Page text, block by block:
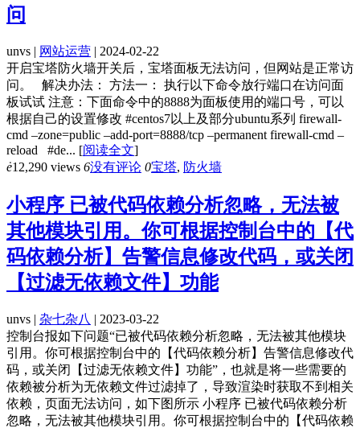
问
unvs | 网站运营 | 2024-02-22
开启宝塔防火墙开关后，宝塔面板无法访问，但网站是正常访
问。 解决办法： 方法一： 执行以下命令放行端口在访问面
板试试 注意：下面命令中的8888为面板使用的端口号，可以
根据自己的设置修改 #centos7以上及部分ubuntu系列 firewall-
cmd –zone=public –add-port=8888/tcp –permanent firewall-cmd –
reload #de... [阅读全文]
ė12,290 views 6没有评论 0宝塔, 防火墙
小程序 已被代码依赖分析忽略，无法被
其他模块引用。你可根据控制台中的【代
码依赖分析】告警信息修改代码，或关闭
【过滤无依赖文件】功能
unvs | 杂七杂八 | 2023-03-22
控制台报如下问题“已被代码依赖分析忽略，无法被其他模块
引用。你可根据控制台中的【代码依赖分析】告警信息修改代
码，或关闭【过滤无依赖文件】功能”，也就是将一些需要的
依赖被分析为无依赖文件过滤掉了，导致渲染时获取不到相关
依赖，页面无法访问，如下图所示 小程序 已被代码依赖分析
忽略，无法被其他模块引用。你可根据控制台中的【代码依赖